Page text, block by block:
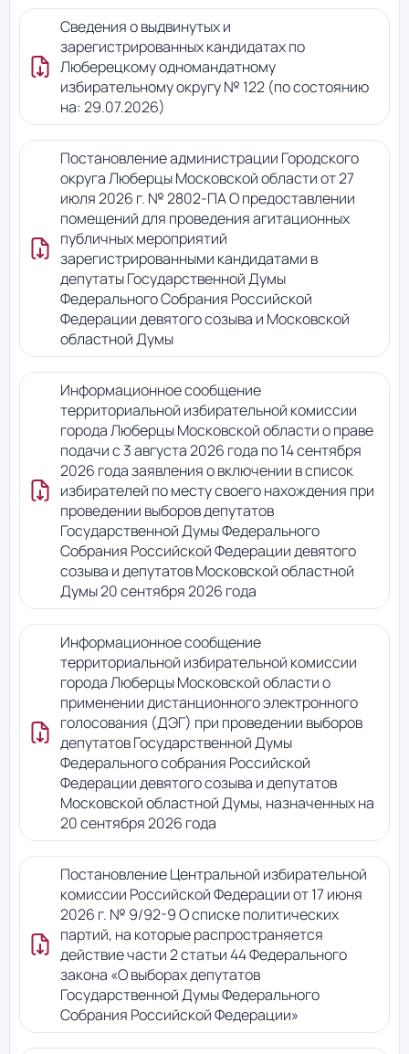
Сведения о выдвинутых и
зарегистрированных кандидатах по
Люберецкому одномандатному
избирательному округу № 122 (по состоянию
на: 29.07.2026)
Постановление администрации Городского
округа Люберцы Московской области от 27
июля 2026 г. № 2802-ПА О предоставлении
помещений для проведения агитационных
публичных мероприятий
зарегистрированными кандидатами в
депутаты Государственной Думы
Федерального Собрания Российской
Федерации девятого созыва и Московской
областной Думы
Информационное сообщение
территориальной избирательной комиссии
города Люберцы Московской области о праве
подачи с 3 августа 2026 года по 14 сентября
2026 года заявления о включении в список
избирателей по месту своего нахождения при
проведении выборов депутатов
Государственной Думы Федерального
Собрания Российской Федерации девятого
созыва и депутатов Московской областной
Думы 20 сентября 2026 года
Информационное сообщение
территориальной избирательной комиссии
города Люберцы Московской области о
применении дистанционного электронного
голосования (ДЭГ) при проведении выборов
депутатов Государственной Думы
Федерального собрания Российской
Федерации девятого созыва и депутатов
Московской областной Думы, назначенных на
20 сентября 2026 года
Постановление Центральной избирательной
комиссии Российской Федерации от 17 июня
2026 г. № 9/92-9 О списке политических
партий, на которые распространяется
действие части 2 статьи 44 Федерального
закона «О выборах депутатов
Государственной Думы Федерального
Собрания Российской Федерации»